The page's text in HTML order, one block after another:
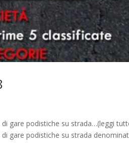
di gare podistiche su strada…(leggi
di gare podistiche su strada